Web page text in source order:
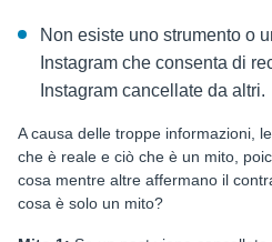
Non esiste uno strumento o
Instagram che consenta di
Instagram cancellate da altri.
A causa delle troppe informazioni,
che è reale e ciò che è un mito,
cosa mentre altre affermano il
cosa è solo un mito?